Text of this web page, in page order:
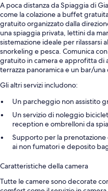
A poca distanza da Spiaggia di
come la colazione a buffet
gratuito organizzato dalla
una spiaggia privata, lettini da
sistemazione ideale per rilassarsi
snorkeling e pesca. Comunica
gratuito in camera e approfitta di
terrazza panoramica e un bar/
Gli altri servizi includono:
Un parcheggio non assistito
Un servizio di noleggio
reception e ombrelloni da
Supporto per la
ai non fumatori e deposito
Caratteristiche della camera
Tutte le camere sono decorate